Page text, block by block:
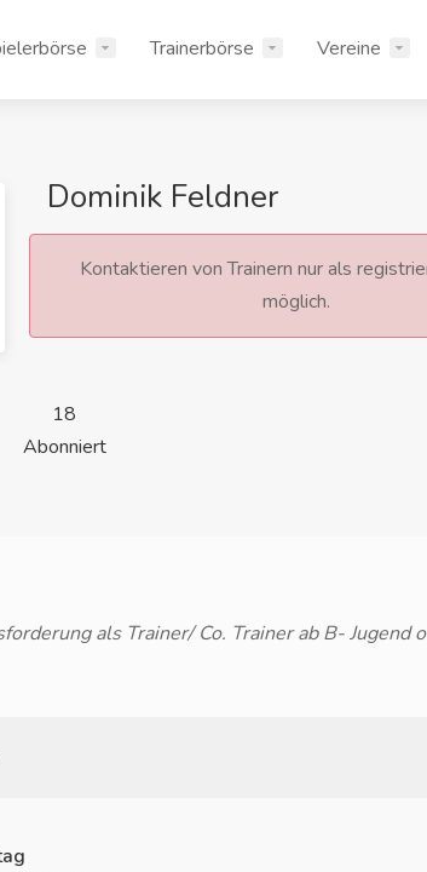
Trainerbörse Vereine
Dominik Feldner
Kontaktieren von Trainern nur als
möglich.
18
Abonniert
als Trainer/ Co. Trainer ab B- Jugend